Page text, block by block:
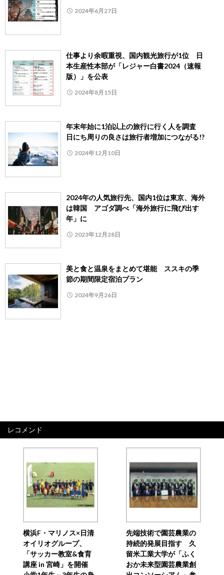
2024年6月27日
仕事より余暇重視、国内観光旅行が1位 日
本生産性本部が「レジャー白書2024（速報
版）」を公表
2024年8月15日
年末年始に1泊以上の旅行に行く人を調査
日にち周りの良さは旅行者増加につながる!?
2024年12月10日
2024年の人気旅行先、国内1位は東京、海外
は韓国 アゴダ調べ「海外旅行に飛び出す
年」に
2023年12月28日
美と食と温泉をまとめて堪能 ススキの季
節の期間限定宿泊プラン
2024年9月26日
レコメンド
横浜F・マリノス×日清
オイリオグループ、
「サッカー教室&食育
講座 in 宮崎」を開催
先端技術で園芸農業の
持続的発展目指す 久
留米工業大学が「ふく
おか未来型園芸農業創